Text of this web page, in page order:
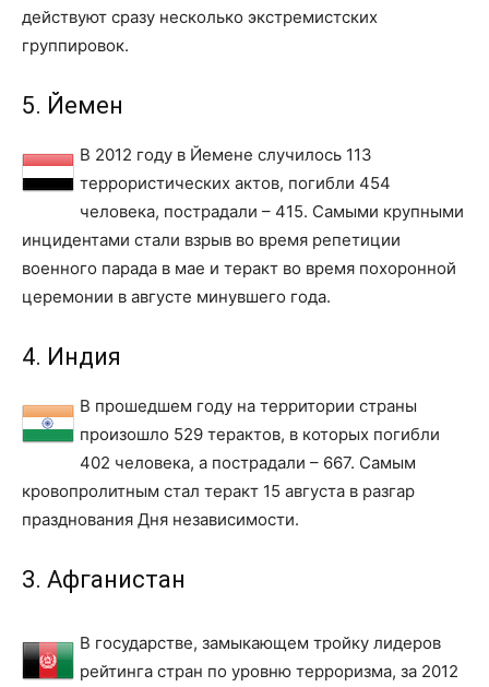
действуют сразу несколько экстремистских
группировок.
5. Йемен
В 2012 году в Йемене случилось 113
террористических актов, погибли 454
человека, пострадали – 415. Самыми крупными
инцидентами стали взрыв во время репетиции
военного парада в мае и теракт во время похоронной
церемонии в августе минувшего года.
4. Индия
В прошедшем году на территории страны
произошло 529 терактов, в которых погибли
402 человека, а пострадали – 667. Самым
кровопролитным стал теракт 15 августа в разгар
празднования Дня независимости.
3. Афганистан
В государстве, замыкающем тройку лидеров
рейтинга стран по уровню терроризма, за 2012